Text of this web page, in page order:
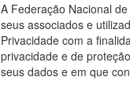
A Federação Nacional
seus associados e
Privacidade com a
privacidade e de
seus dados e em que